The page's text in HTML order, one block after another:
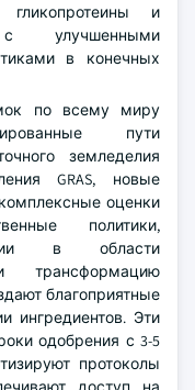
гликопротеины и
улучшенными
в конечных
по всему миру
пути
земледелия
GRAS, новые
оценки
политики,
в области
трансформацию
благоприятные
ингредиентов. Эти
одобрения с 3-5
протоколы